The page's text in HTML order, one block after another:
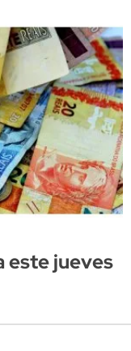
este jueves